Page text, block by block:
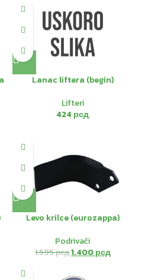
Lanac liftera (begin)
Lifteri
424 рсд
-12%
HOT
Levo krilce (eurozappa)
Podrivači
1.595рсд1.400рсд